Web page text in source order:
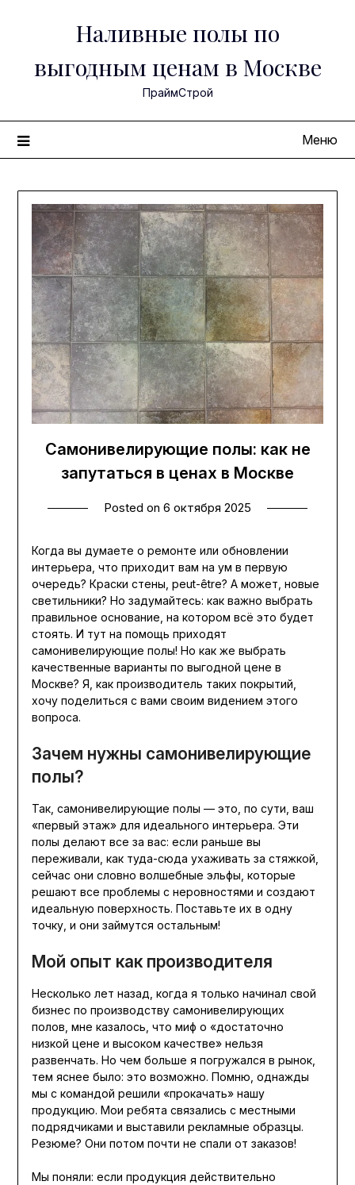
Наливные полы по
выгодным ценам в Москве
ПраймСтрой
Меню
Самонивелирующие полы: как не
запутаться в ценах в Москве
Posted on 6 октября 2025
Когда вы думаете о ремонте или обновлении
интерьера, что приходит вам на ум в первую
очередь? Краски стены, peut-être? А может, новые
светильники? Но задумайтесь: как важно выбрать
правильное основание, на котором всё это будет
стоять. И тут на помощь приходят
самонивелирующие полы! Но как же выбрать
качественные варианты по выгодной цене в
Москве? Я, как производитель таких покрытий,
хочу поделиться с вами своим видением этого
вопроса.
Зачем нужны самонивелирующие
полы?
Так, самонивелирующие полы — это, по сути, ваш
«первый этаж» для идеального интерьера. Эти
полы делают все за вас: если раньше вы
переживали, как туда-сюда ухаживать за стяжкой,
сейчас они словно волшебные эльфы, которые
решают все проблемы с неровностями и создают
идеальную поверхность. Поставьте их в одну
точку, и они займутся остальным!
Мой опыт как производителя
Несколько лет назад, когда я только начинал свой
бизнес по производству самонивелирующих
полов, мне казалось, что миф о «достаточно
низкой цене и высоком качестве» нельзя
развенчать. Но чем больше я погружался в рынок,
тем яснее было: это возможно. Помню, однажды
мы с командой решили «прокачать» нашу
продукцию. Мои ребята связались с местными
подрядчиками и выставили рекламные образцы.
Резюме? Они потом почти не спали от заказов!
Мы поняли: если продукция действительно